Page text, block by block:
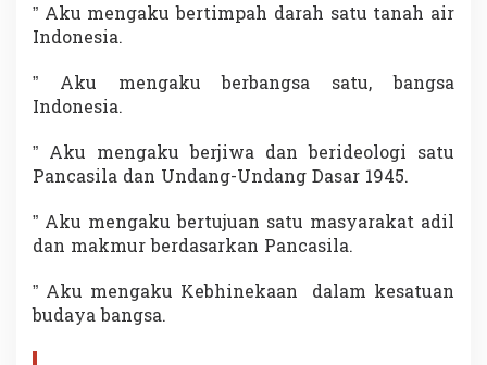
” Aku mengaku bertimpah darah satu tanah air
Indonesia.
” Aku mengaku berbangsa satu, bangsa
Indonesia.
” Aku mengaku berjiwa dan berideologi satu
Pancasila dan Undang-Undang Dasar 1945.
” Aku mengaku bertujuan satu masyarakat adil
dan makmur berdasarkan Pancasila.
” Aku mengaku Kebhinekaan dalam kesatuan
budaya bangsa.